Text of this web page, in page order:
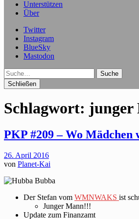
Unterstützen
Über
Twitter
Instagram
BlueSky
Mastodon
Suche
Schließen
Schlagwort: junger
PKP #209 – Wo Mädchen
26. April 2016
von Planet-Kai
Der Stefan vom WMNWAKS ist
Junger Mann!!!
Update zum Finanzamt